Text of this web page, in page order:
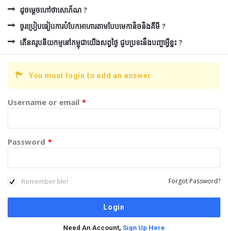
ដូចម្ដេចហៅថាសោភ័ណ ?
ចូរប្រៀបធៀបការបំបែកអាហារតាមបែបមេកានិចនិងគីមី ?
តើនគរូបនីយកម្មនៅកម្ពុជាយើងសព្វថ្ងៃ ជួបប្រទះនឹងបញ្ហាអ្វីខ្លះ ?
You must login to add an answer.
Username or email *
Password *
Remember Me! Forgot Password?
Need An Account, Sign Up Here